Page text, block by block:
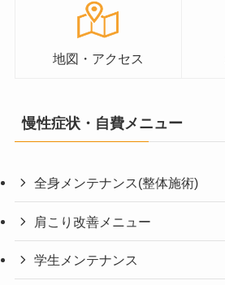
地図・アクセス
慢性症状・自費メニュー
全身メンテナンス(整体施術)
肩こり改善メニュー
学生メンテナンス